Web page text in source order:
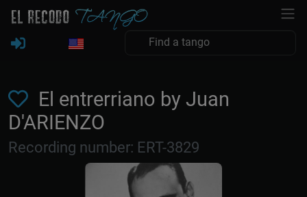
El entrerriano by Juan
D'ARIENZO
Recording number: ERT-3829